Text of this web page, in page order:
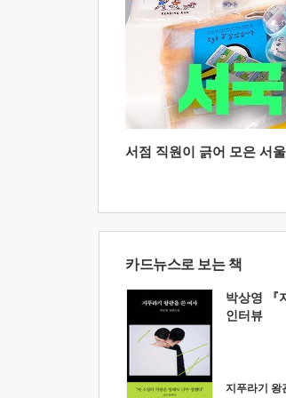
서점 직원이 긁어 모은 서
카드뉴스로 보는 책
박상영 『
인터뷰
지푸라기 왕